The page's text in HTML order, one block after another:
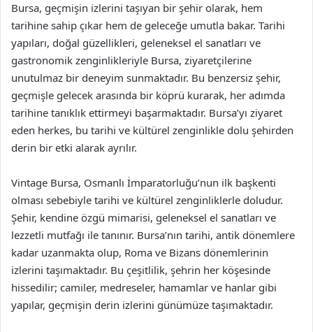
Bursa, geçmişin izlerini taşıyan bir şehir olarak, hem
tarihine sahip çıkar hem de geleceğe umutla bakar. Tarihi
yapıları, doğal güzellikleri, geleneksel el sanatları ve
gastronomik zenginlikleriyle Bursa, ziyaretçilerine
unutulmaz bir deneyim sunmaktadır. Bu benzersiz şehir,
geçmişle gelecek arasında bir köprü kurarak, her adımda
tarihine tanıklık ettirmeyi başarmaktadır. Bursa’yı ziyaret
eden herkes, bu tarihi ve kültürel zenginlikle dolu şehirden
derin bir etki alarak ayrılır.
Vintage Bursa, Osmanlı İmparatorluğu’nun ilk başkenti
olması sebebiyle tarihi ve kültürel zenginliklerle doludur.
Şehir, kendine özgü mimarisi, geleneksel el sanatları ve
lezzetli mutfağı ile tanınır. Bursa’nın tarihi, antik dönemlere
kadar uzanmakta olup, Roma ve Bizans dönemlerinin
izlerini taşımaktadır. Bu çeşitlilik, şehrin her köşesinde
hissedilir; camiler, medreseler, hamamlar ve hanlar gibi
yapılar, geçmişin derin izlerini günümüze taşımaktadır.